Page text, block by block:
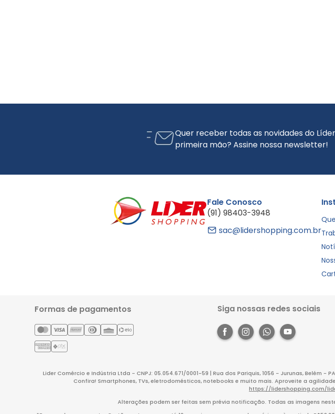
Quer receber todas as novidades do
primeira mão? Assine nossa newsletter!
Fale Conosco
(91) 98403-3948
sac@lidershopping.com.br
Formas de pagamentos Siga nossas redes sociais
Lider Comércio e Indústria Ltda - CNPJ: 05.054.671/0001-59 | Rua dos Pariquis, 1056 - Jurunas, Belém
Confira! Smartphones, TVs, eletrodomésticos, notebooks e muito mais. Aproveite a
https://lidershopping.com/
Alterações podem ser feitas sem prévia notificação. Todas as imagens